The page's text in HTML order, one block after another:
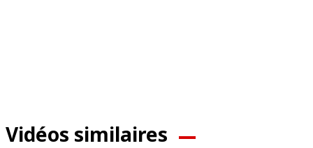
Vidéos similaires